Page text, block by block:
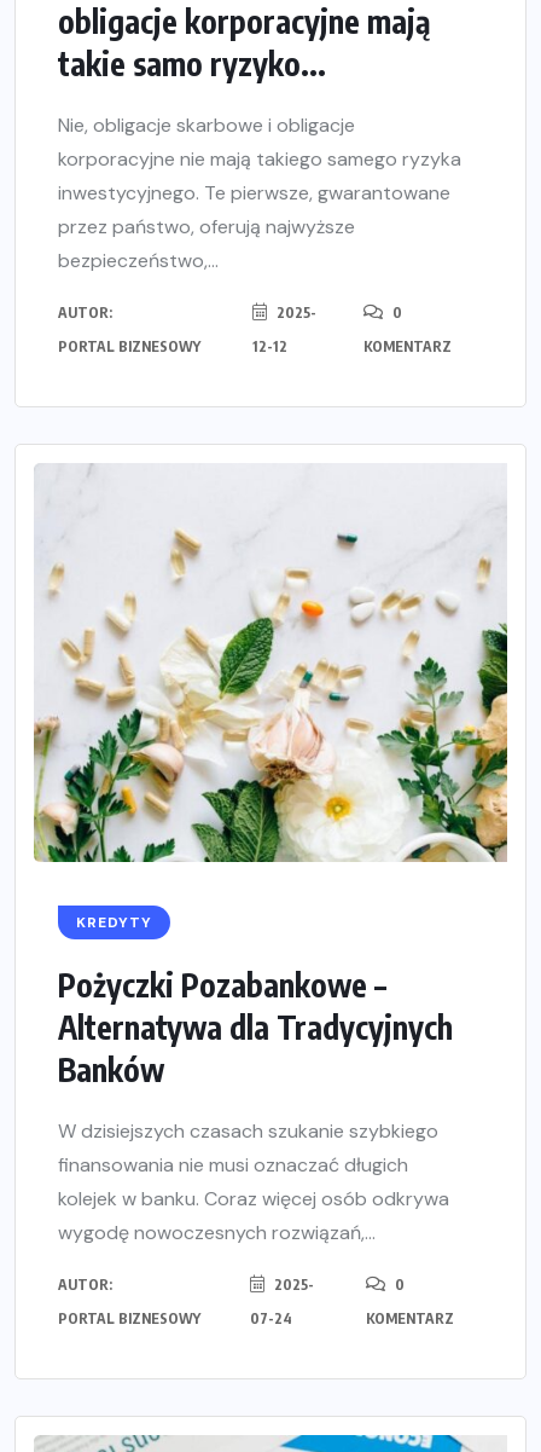
obligacje korporacyjne mają
takie samo ryzyko...
Nie, obligacje skarbowe i obligacje
korporacyjne nie mają takiego samego ryzyka
inwestycyjnego. Te pierwsze, gwarantowane
przez państwo, oferują najwyższe
bezpieczeństwo,...
AUTOR:
PORTAL BIZNESOWY
2025-
12-12
0
KOMENTARZ
KREDYTY
Pożyczki Pozabankowe –
Alternatywa dla Tradycyjnych
Banków
W dzisiejszych czasach szukanie szybkiego
finansowania nie musi oznaczać długich
kolejek w banku. Coraz więcej osób odkrywa
wygodę nowoczesnych rozwiązań,...
AUTOR:
PORTAL BIZNESOWY
2025-
07-24
0
KOMENTARZ